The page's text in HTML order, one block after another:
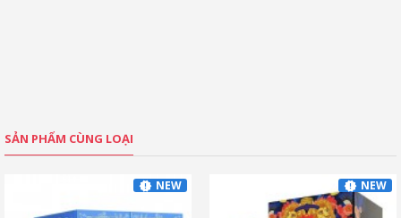
SẢN PHẨM CÙNG LOẠI
NEW NEW